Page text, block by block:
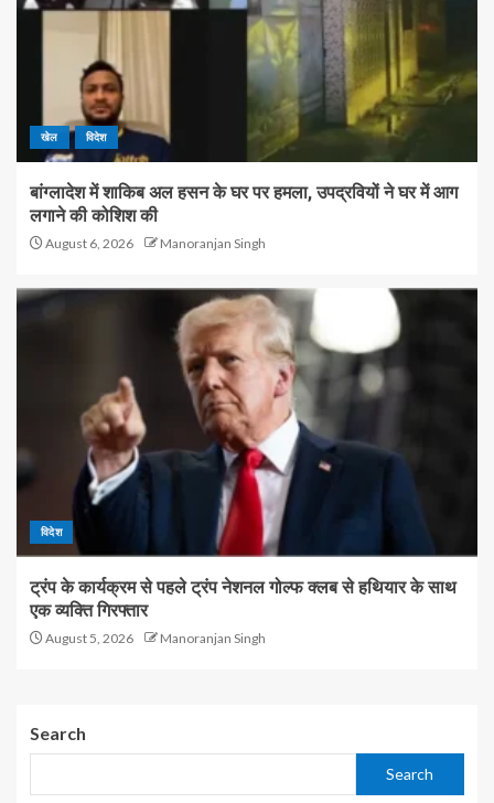
खेल विदेश
बांग्लादेश में शाकिब अल हसन के घर पर हमला, उपद्रवियों ने घर में आग
लगाने की कोशिश की
August 6, 2026 Manoranjan Singh
विदेश
ट्रंप के कार्यक्रम से पहले ट्रंप नेशनल गोल्फ क्लब से हथियार के साथ
एक व्यक्ति गिरफ्तार
August 5, 2026 Manoranjan Singh
Search
Search